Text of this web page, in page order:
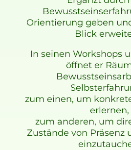
Orientierung geben
Blick
In seinen Workshops
öffnet er
zum einen, um
erlernen,
zum anderen, um
Zustände von Präsenz